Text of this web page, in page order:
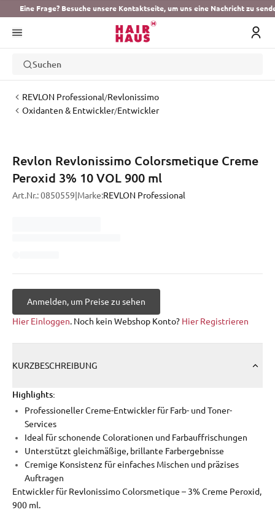
Eine Frage? Besuche unsere Kontaktseite, um uns eine Nachricht zu
Suchen
REVLON Professional/Revlonissimo
Oxidanten & Entwickler/Entwickler
Revlon Revlonissimo Colorsmetique Creme
Peroxid 3% 10 VOL 900 ml
Art.Nr.:0850559 Marke:REVLON Professional
Anmelden, um Preise zu sehen
Hier Einloggen. Noch kein Webshop Konto? Hier Registrieren
KURZBESCHREIBUNG
Highlights:
Professioneller Creme-Entwickler für Farb- und Toner-
Services
Ideal für schonende Colorationen und Farbauffrischungen
Unterstützt gleichmäßige, brillante Farbergebnisse
Cremige Konsistenz für einfaches Mischen und präzises
Auftragen
Entwickler für Revlonissimo Colorsmetique – 3% Creme Peroxid,
900 ml.